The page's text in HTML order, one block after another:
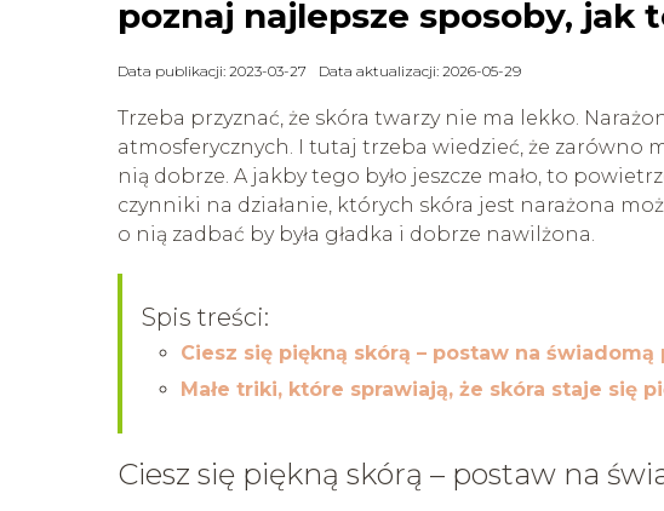
poznaj najlepsze sposoby, jak
Data publikacji: 2023-03-27 Data aktualizacji: 2026-05-29
Trzeba przyznać, że skóra twarzy nie ma lekko.
atmosferycznych. I tutaj trzeba wiedzieć, że zarówno
nią dobrze. A jakby tego było jeszcze mało, to
czynniki na działanie, których skóra jest narażona
o nią zadbać by była gładka i dobrze nawilżona.
Spis treści:
Ciesz się piękną skórą – postaw na świadomą
Małe triki, które sprawiają, że skóra staje się
Ciesz się piękną skórą – postaw na